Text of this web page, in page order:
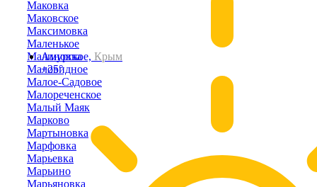
Амурское, Крым
+25°
Маковка
Маковское
Максимовка
Маленькое
Малиновка
Маловидное
Малое-Садовое
Малореченское
Малый Маяк
Марково
Мартыновка
Марфовка
Марьевка
Марьино
Марьяновка